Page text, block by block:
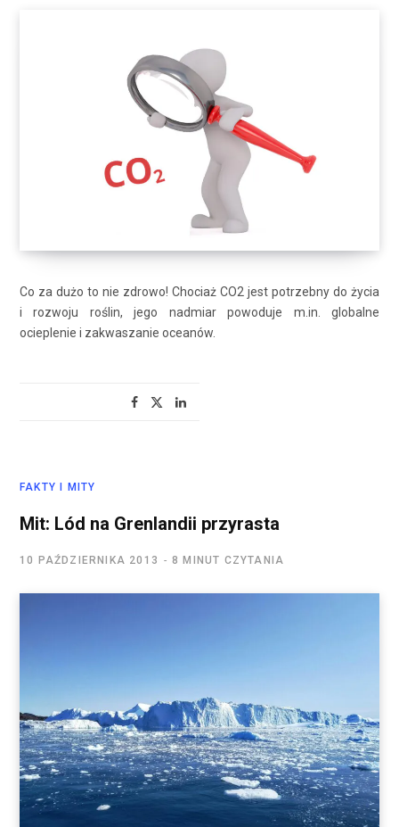
Co za dużo to nie zdrowo! Chociaż CO2 jest potrzebny do życia
i rozwoju roślin, jego nadmiar powoduje m.in. globalne
ocieplenie i zakwaszanie oceanów.
FAKTY I MITY
Mit: Lód na Grenlandii przyrasta
10 PAŹDZIERNIKA 2013 8 MINUT CZYTANIA